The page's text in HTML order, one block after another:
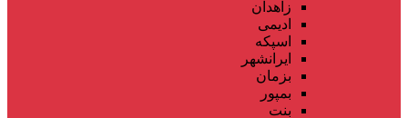
زاهدان
ادیمی
اسپکه
ایرانشهر
بزمان
بمپور
بنت